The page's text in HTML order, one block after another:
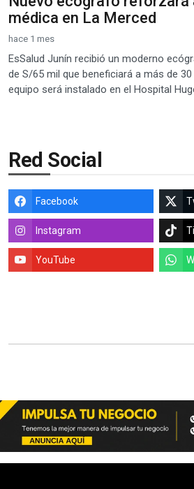
médica en La Merced
hace 1 mes
EsSalud Junín recibió un moderno
de S/65 mil que beneficiará a más de 30
equipo será instalado en el Hospital
Red Social
Facebook
Instagram
YouTube